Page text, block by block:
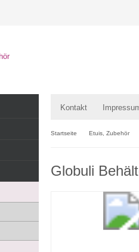
Kontakt
Startseite Etuis, Zubehör
Globuli